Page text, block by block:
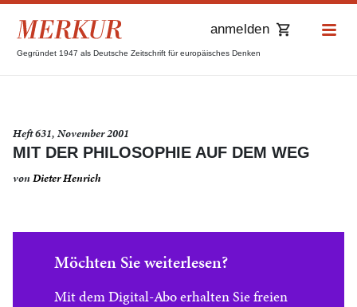
Gegründet 1947 als Deutsche Zeitschrift für europäisches Denken
anmelden
Heft 631, November 2001
MIT DER PHILOSOPHIE AUF DEM WEG
vonDieter Henrich
Möchten Sie weiterlesen?
Mit dem Digital-Abo erhalten Sie freien